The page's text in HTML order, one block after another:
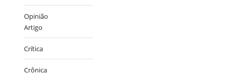
Opinião
Artigo
Crítica
Crônica